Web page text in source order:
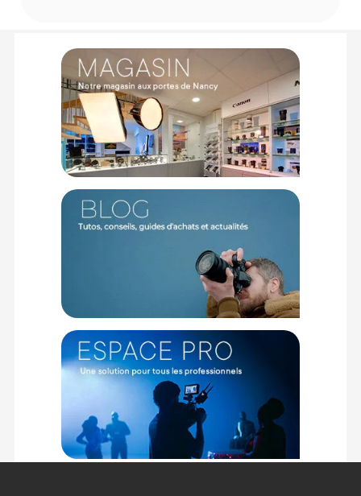
Connectivité réseau : Wi-Fi 6 ; Ethernet RJ45
Connectique supplémentaire : 1 x RJ45 (contrôle/LAN/NDI)
Enregistrement externe : 1 x USB-A 2.0
Écran : 2"
Alimentation : USB-C (20 V DC, 2.2 A)
Dimensions : 253.5 x 128.4 x 60.2 mm
Poids : 875 g
CONTENU DU CARTON
1 x RODE Caster Video S workstation
1 x alimentation
Offre valable jusqu'au 06-08-2026 inclus.
Code EAN RODE Caster Video S workstation - Interface audio -
Achat et prix :698813017393
Garantie 2 ans
(1) Offre valable jusqu'au 31 Décembre 2030 à partir de 49 euros
d'achat, sur la base d'une expédition Chronopost 24H vers un point
relais situé en France continentale uniquement, valable uniquement
sur les produits de moins de 1m et moins de 20Kg.
(2) Nombre de points Fidélité estimés, hors remises au panier, basé
sur le prix TTC en €, les points seront effectivement calculés dans le